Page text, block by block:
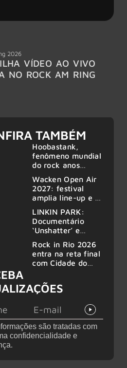
2026
VÍDEO AO VIVO
NO ROCK AM RING
TAMBÉM
Hoobastank,
fenômeno mundial
do rock anos
Brasil para 6
shows
Wacken Open Air
2027: festival
amplia line-up e já
50 bandas
LINKIN PARK:
Documentário
‘Unshatter’ e
anunciados
Rock in Rio 2026
entra na reta final
com Cidade do
montagem
acelerada e line-
confirmado
são tratadas com
confidencialidade e